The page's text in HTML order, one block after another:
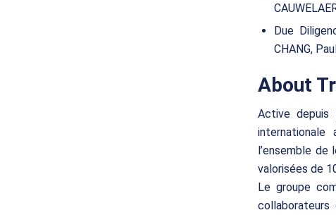
Due
CHANG,
About
Active depuis
internationale
l’ensemble
valorisées de
Le groupe
collaborateurs